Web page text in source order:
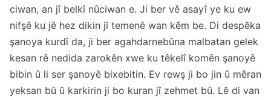
ciwan, an jî belkî nûciwan e. Ji ber vê asayî ye ku ew
nifşê ku jê hez dikin jî temenê wan kêm be. Di despêka
şanoya kurdî da, ji ber agahdarnebûna malbatan gelek
kesan rê nedida zarokên xwe ku têkelî komên şanoyê
bibin û li ser şanoyê bixebitin. Ev rewş ji bo jin û mêran
yeksan bû û karkirin ji bo kuran jî zehmet bû. Lê di van